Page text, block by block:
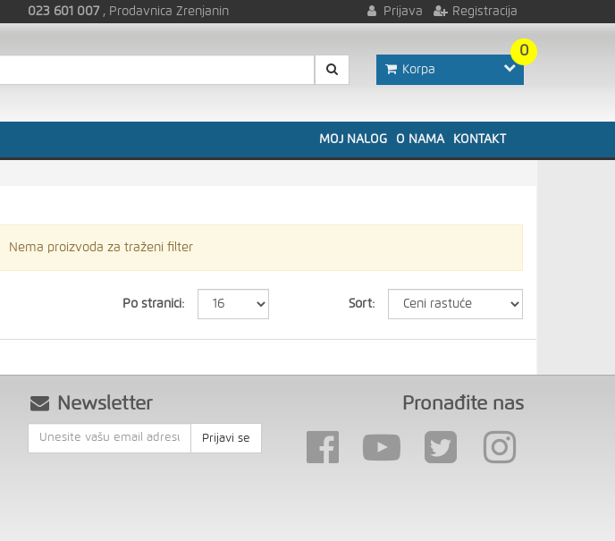
023 601 007 , Prodavnica Zrenjanin Prijava Registracija
0
Korpa
MOJ NALOG O NAMA KONTAKT
Nema proizvoda za traženi filter
Po stranici: Sort:
Newsletter
Prijavi se
Pronađite nas